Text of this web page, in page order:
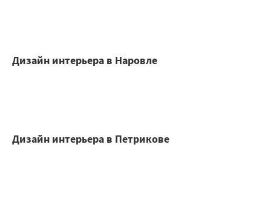
Дизайн интерьера в Наровле
Дизайн интерьера в Петрикове